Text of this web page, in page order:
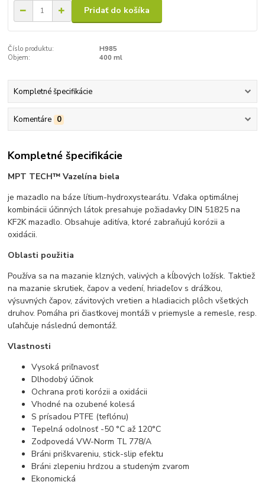
Pridať do košíka
Číslo produktu:
H985
Objem:
400 ml
Kompletné špecifikácie
Komentáre 0
Kompletné špecifikácie
MPT TECH™ Vazelína biela
je mazadlo na báze lítium-hydroxystearátu. Vďaka optimálnej
kombinácii účinných látok presahuje požiadavky DIN 51825 na
KF2K mazadlo. Obsahuje aditíva, ktoré zabraňujú korózii a
oxidácii.
Oblasti použitia
Používa sa na mazanie klzných, valivých a kĺbových ložísk. Taktiež
na mazanie skrutiek, čapov a vedení, hriadeľov s drážkou,
výsuvných čapov, závitových vretien a hladiacich plôch všetkých
druhov. Pomáha pri čiastkovej montáži v priemysle a remesle, resp.
uľahčuje následnú demontáž.
Vlastnosti
Vysoká priľnavosť
Dlhodobý účinok
Ochrana proti korózii a oxidácii
Vhodné na ozubené kolesá
S prísadou PTFE (teflónu)
Tepelná odolnosť -50 °C až 120°C
Zodpovedá VW-Norm TL 778/A
Bráni priškvareniu, stick-slip efektu
Bráni zlepeniu hrdzou a studeným zvarom
Ekonomická